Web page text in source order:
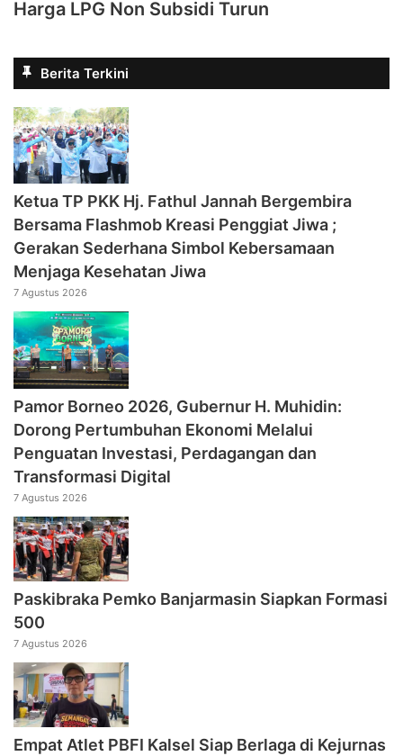
Harga LPG Non Subsidi Turun
Berita Terkini
‎Ketua TP PKK Hj. Fathul Jannah Bergembira
Bersama Flashmob Kreasi Penggiat Jiwa ;
Gerakan Sederhana Simbol Kebersamaan
Menjaga Kesehatan Jiwa
7 Agustus 2026
Pamor Borneo 2026, Gubernur H. Muhidin:
Dorong Pertumbuhan Ekonomi Melalui
Penguatan Investasi, Perdagangan dan
Transformasi Digital
7 Agustus 2026
Paskibraka Pemko Banjarmasin Siapkan Formasi
500
7 Agustus 2026
Empat Atlet PBFI Kalsel Siap Berlaga di Kejurnas